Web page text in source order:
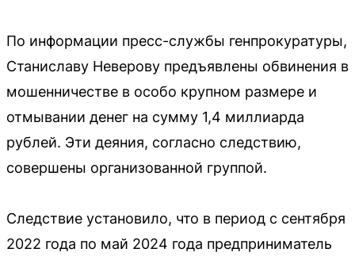
По информации пресс-службы генпрокуратуры,
Станиславу Неверову предъявлены обвинения в
мошенничестве в особо крупном размере и
отмывании денег на сумму 1,4 миллиарда
рублей. Эти деяния, согласно следствию,
совершены организованной группой.
Следствие установило, что в период с сентября
2022 года по май 2024 года предприниматель